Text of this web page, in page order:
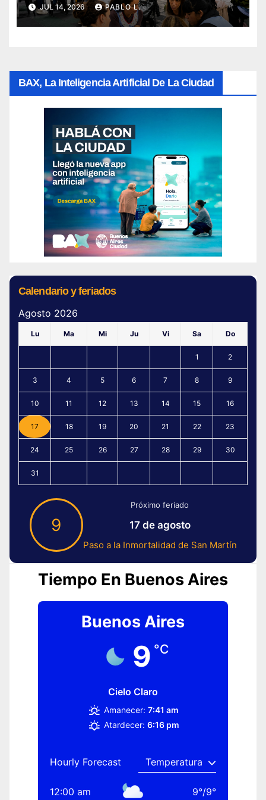
JUL 14, 2026 PABLO L.
BAX, La Inteligencia Artificial De La Ciudad
Calendario y feriados
Agosto 2026
Lu Ma Mi Ju Vi Sa Do
1 2
3 4 5 6 7 8 9
10 11 12 13 14 15 16
17 18 19 20 21 22 23
24 25 26 27 28 29 30
31
9
Próximo feriado
17 de agosto
Paso a la Inmortalidad de San Martín
Tiempo En Buenos Aires
Buenos Aires
9 °C
Cielo Claro
Amanecer: 7:41 am
Atardecer: 6:16 pm
Hourly Forecast
12:00 am 9°/9°